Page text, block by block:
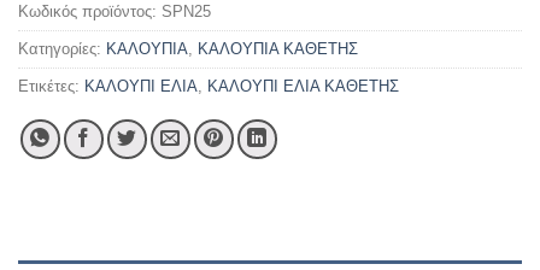
Κωδικός προϊόντος: SPN25
Κατηγορίες: ΚΑΛΟΥΠΙΑ ΚΑΛΟΥΠΙΑ ΚΑΘΕΤΗΣ
Ετικέτες: ΚΑΛΟΥΠΙ ΕΛΙΑ ΚΑΛΟΥΠΙ ΕΛΙΑ ΚΑΘΕΤΗΣ